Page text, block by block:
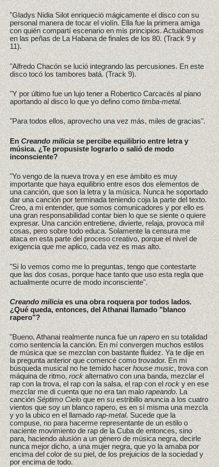
"Gladys Nidia Silot enriqueció mágicamente el disco con su
personal manera de tocar el violín. Ella fue la primera amiga
con quién compartí escenario en mis principios. Actuábamos
en las peñas de La Habana de finales de los 80. (Track 9 y
11).
"Alfredo Chacón se lució integrando las percusiones. En este
disco tocó los tambores batá. (Track 9).
"Y por último fue un lujo tener a Robertico Carcacés al piano
aportando al disco lo que yo defino comotimba-metal.
"Para todos ellos, aprovecho una vez más, miles de gracias".
EnCreando miliciase percibe equilibrio entre letra y
música. ¿Te propusiste lograrlo o salió de modo
inconsciente?
"Yo vengo de la nueva trova y en ese ámbito es muy
importante que haya equilibrio entre esos dos elementos de
una canción, que son la letra y la música. Nunca he soportado
dar una canción por terminada teniendo coja la parte del texto.
Creo, a mi entender, que somos comunicadores y por ello es
una gran responsabilidad contar bien lo que se siente o quiere
expresar. Una canción entretiene, divierte, relaja, provoca mil
cosas, pero sobre todo educa. Solamente la censura me
ataca en esta parte del proceso creativo, porque el nivel de
exigencia que me aplico, cada vez es mas alto.
"Si lo vemos como me lo preguntas, tengo que contestarte
que las dos cosas, porque hace tanto que uso esta regla que
actualmente ocurre de modo inconsciente".
Creando miliciaes una obra roquera por todos lados.
¿Qué queda, entonces, del Athanai llamado "blanco
rapero"?
"Bueno, Athanai realmente nunca fue un rapero en su totalidad
como sentencia la canción. En mí convergen muchos estilos
de música que se mezclan con bastante fluidez. Ya te dije en
la pregunta anterior que comencé como trovador. En mi
búsqueda musical no he temido hacerhouse music, trova con
máquina de ritmo,rockalternativo con una banda, mezclar el
rap con la trova, el rap con la salsa, el rap con elrocky en ese
mezclar me di cuenta que no era tan malo rapeando. La
canciónSéptimo Cieloque en su estribillo anuncia a los cuatro
vientos que soy un blanco rapero, es en sí misma una mezcla
y yo la ubico en el llamadorap-metal. Sucede que la
compuse, no para hacerme representante de un estilo o
naciente movimiento de rap de la Cuba de entonces, sino
para, haciendo alusión a un género de música negra, decirle
nunca mejor dicho, a una mujer negra, que yo la amaba por
encima del color de su piel, de los prejuicios de la sociedad y
por encima de todo.